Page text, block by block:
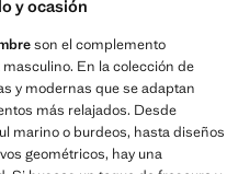
y ocasión
son el complemento
En la colección de
y modernas que se adaptan
más relajados. Desde
marino o burdeos, hasta diseños
geométricos, hay una